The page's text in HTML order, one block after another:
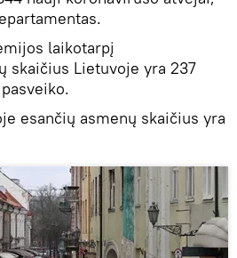
laikotarpį
skaičius Lietuvoje yra 237
esančių asmenų skaičius yra